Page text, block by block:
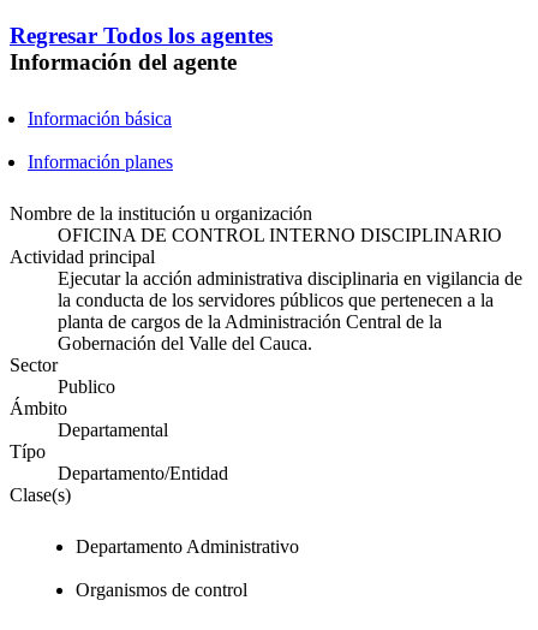
Regresar Todos los agentes
Información del agente
Información básica
Información planes
Nombre de la institución u organización
OFICINA DE CONTROL INTERNO DISCIPLINARIO
Actividad principal
Ejecutar la acción administrativa disciplinaria en vigilancia de
la conducta de los servidores públicos que pertenecen a la
planta de cargos de la Administración Central de la
Gobernación del Valle del Cauca.
Sector
Publico
Ámbito
Departamental
Típo
Departamento/Entidad
Clase(s)
Departamento Administrativo
Organismos de control